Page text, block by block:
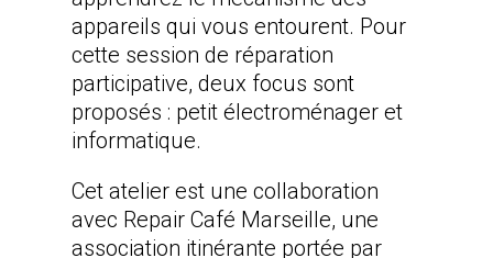
appareils qui vous entourent. Pour
cette session de réparation
participative, deux focus sont
proposés : petit électroménager et
informatique.
Cet atelier est une collaboration
avec Repair Café Marseille, une
association itinérante portée par